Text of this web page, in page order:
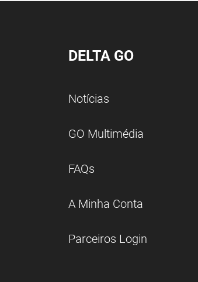
DELTA GO
Notícias
GO Multimédia
FAQs
A Minha Conta
Parceiros Login